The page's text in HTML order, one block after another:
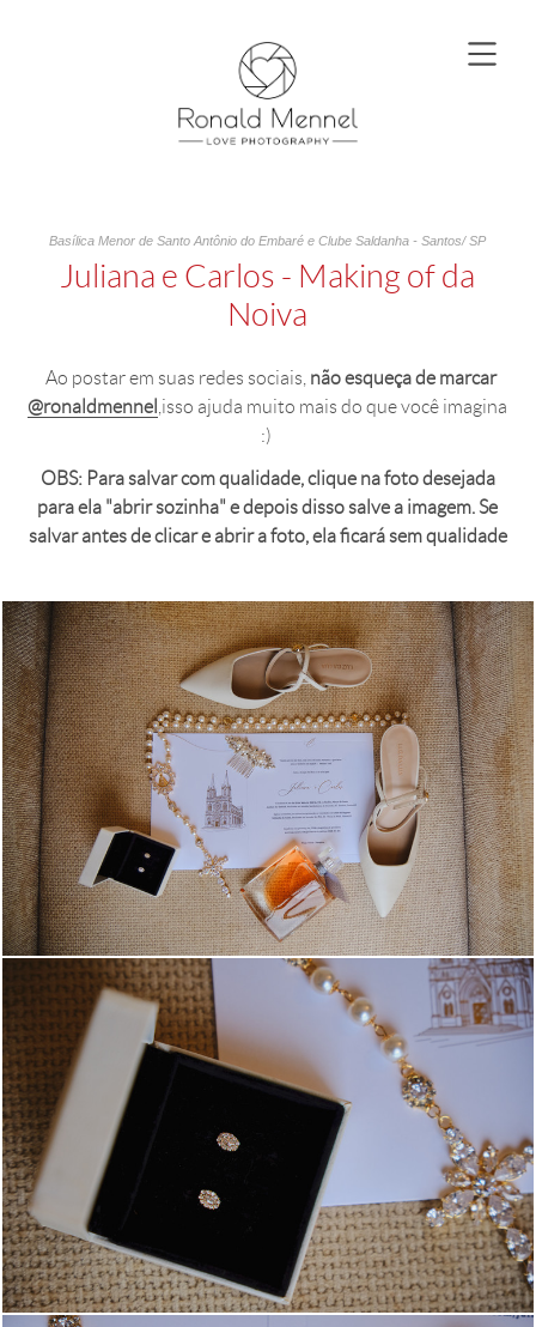
Basílica Menor de Santo Antônio do Embaré e Clube Saldanha - Santos/ SP
Juliana e Carlos - Making of da
Noiva
Ao postar em suas redes sociais, não esqueça de marcar
@ronaldmennel ,isso ajuda muito mais do que você imagina
:)
OBS: Para salvar com qualidade, clique na foto desejada
para ela "abrir sozinha" e depois disso salve a imagem. Se
salvar antes de clicar e abrir a foto, ela ficará sem qualidade